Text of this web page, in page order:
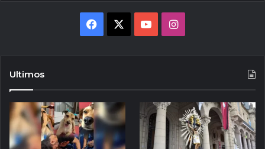
Facebook YouTubeInstagram
Ultimos